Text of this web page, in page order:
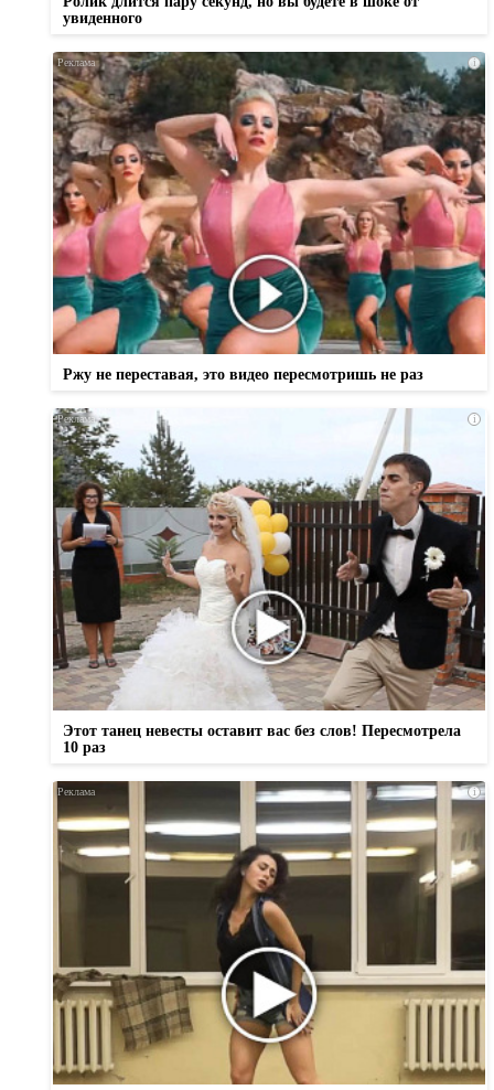
увиденного
i
Ржу не переставая, это видео пересмотришь не раз
i
Этот танец невесты оставит вас без слов! Пересмотрела
10 раз
i